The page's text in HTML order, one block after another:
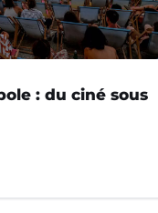
: du ciné sous